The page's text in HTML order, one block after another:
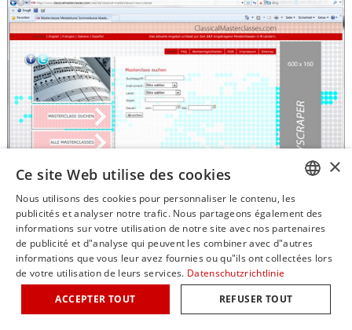
E-mail: info@ClassicalMasterclasses.com
© Copyright classicalmasterclasses.com | Propulsé par masterhomepage.ch
×
Ce site Web utilise des cookies
Nous utilisons des cookies pour personnaliser le contenu, les
publicités et analyser notre trafic. Nous partageons également des
informations sur votre utilisation de notre site avec nos partenaires
de publicité et d"analyse qui peuvent les combiner avec d"autres
informations que vous leur avez fournies ou qu"ils ont collectées lors
de votre utilisation de leurs services. Datenschutzrichtlinie
ACCEPTER TOUT
REFUSER TOUT